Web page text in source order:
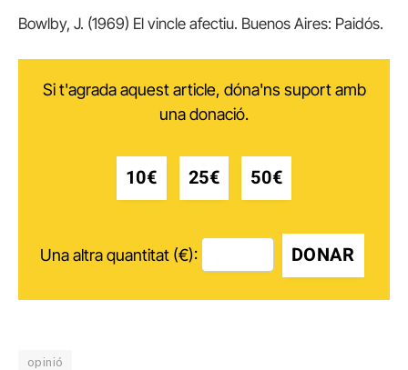
Bowlby, J. (1969) El vincle afectiu. Buenos Aires: Paidós.
Si t'agrada aquest article, dóna'ns suport amb
una donació.
10€ 25€ 50€
Una altra quantitat (€): DONAR
opinió